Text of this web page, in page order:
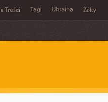
Treści Tagi Ukraina Żółty